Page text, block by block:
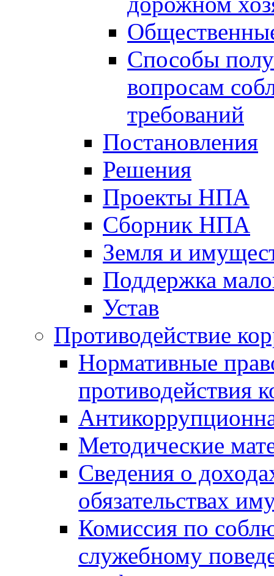
Способы
вопросам
требований
Постановления
Решения
Проекты НПА
Сборник НПА
Земля и
Поддержка
Устав
Противодействие
Нормативные
противодействия
Методические
Сведения о
обязательствах
Комиссия по
служебному